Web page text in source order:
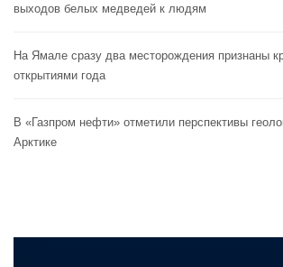
выходов белых медведей к людям
На Ямале сразу два месторождения признаны
открытиями года
В «Газпром нефти» отметили перспективы
Арктике